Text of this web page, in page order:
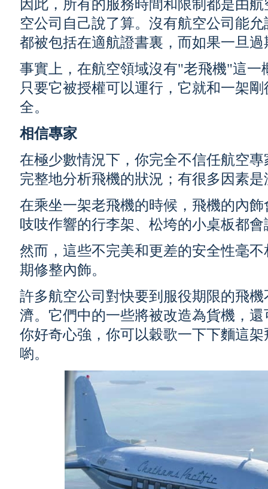
因此，所有的服務時間和限制都是由
空公司自己說了算。沒有航空公司能
都被包括在適航證書裏，而如果一旦
事實上，在航空領域沒有"老飛機"這
只要它被授權可以運行，它就和一架
全。
相信專家
在極少數情況下，你完全不信任航空
完整地分析飛機的狀況；有很多因素
在乘坐一架老飛機的時候，飛機的內
吱吱作響的行李架、松垮的小桌板都
然而，這些不完美和更差的安全性毫
期修整內飾。
許多航空公司對快要到服役期限的飛
濟。它們中的一些將被改造為貨機，
你好奇心強，你可以穀歌一下下麵這
喲。